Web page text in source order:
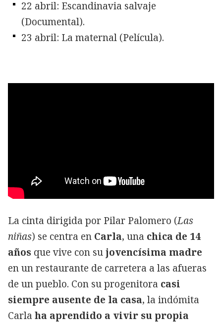
22 abril: Escandinavia salvaje
(Documental).
23 abril: La maternal (Película).
La cinta dirigida por Pilar Palomero (Las
niñas) se centra en Carla, una chica de 14
años que vive con sujovencísima madre
en un restaurante de carretera a las afueras
de un pueblo. Con su progenitora casi
siempre ausente de la casa, la indómita
Carla ha aprendido a vivir su propia